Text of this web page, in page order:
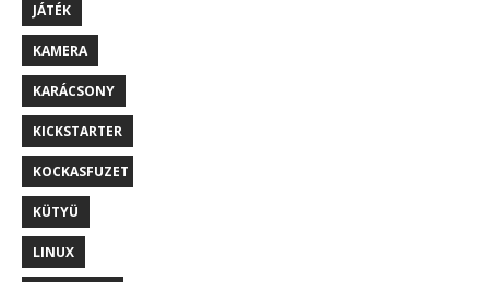
JÁTÉK
KAMERA
KARÁCSONY
KICKSTARTER
KOCKASFUZET
KÜTYÜ
LINUX